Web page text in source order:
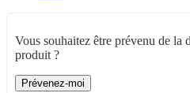
Vous souhaitez être prévenu de la
produit ?
Prévenez-moi